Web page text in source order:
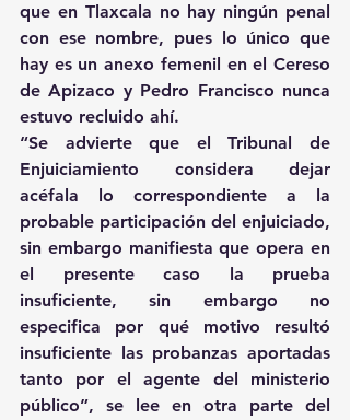
que en Tlaxcala no hay ningún penal
con ese nombre, pues lo único que
hay es un anexo femenil en el Cereso
de Apizaco y Pedro Francisco nunca
estuvo recluido ahí.
“Se advierte que el Tribunal de
Enjuiciamiento considera dejar
acéfala lo correspondiente a la
probable participación del enjuiciado,
sin embargo manifiesta que opera en
el presente caso la prueba
insuficiente, sin embargo no
especifica por qué motivo resultó
insuficiente las probanzas aportadas
tanto por el agente del ministerio
público”, se lee en otra parte del